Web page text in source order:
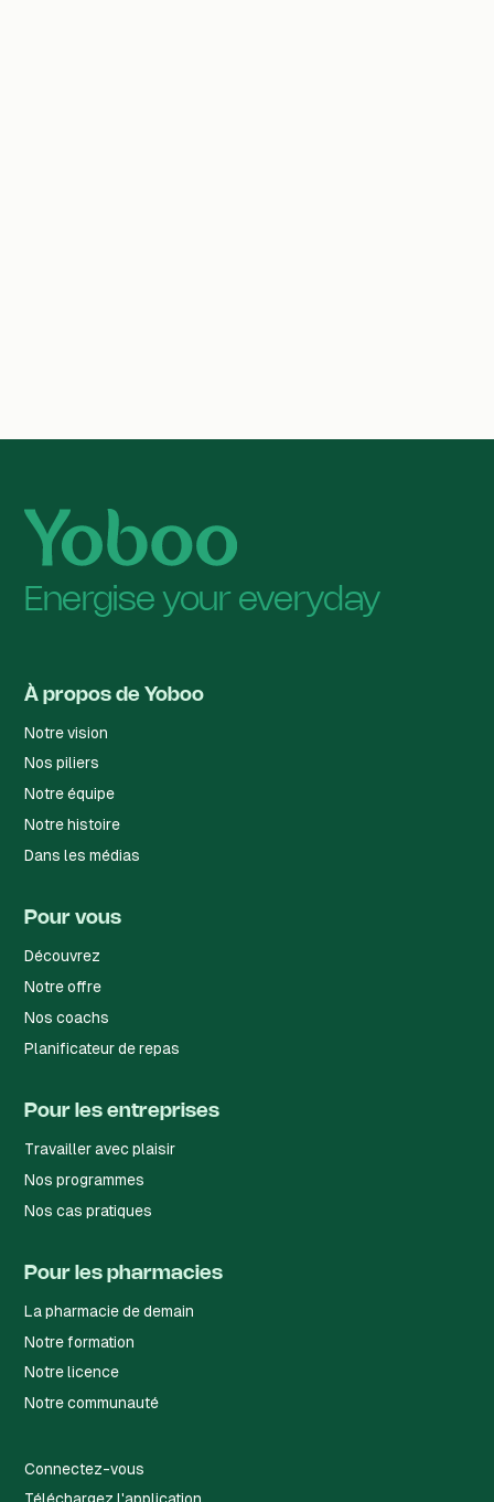
Energise your everyday
À propos de Yoboo
Notre vision
Nos piliers
Notre équipe
Notre histoire
Dans les médias
Pour vous
Découvrez
Notre offre
Nos coachs
Planificateur de repas
Pour les entreprises
Travailler avec plaisir
Nos programmes
Nos cas pratiques
Pour les pharmacies
La pharmacie de demain
Notre formation
Notre licence
Notre communauté
Connectez-vous